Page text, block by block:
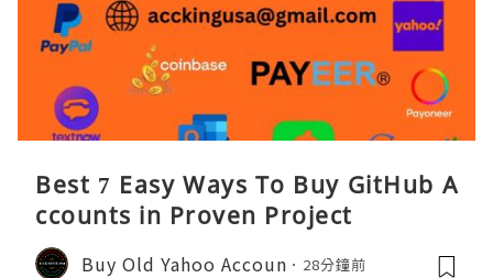
Best 7 Easy Ways To Buy GitHub A
ccounts in Proven Project
Buy Old Yahoo Accoun 28分鐘前